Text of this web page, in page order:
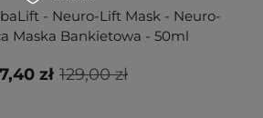
- Neuro-Lift Mask - Neuro-
Maska Bankietowa - 50ml
129,00 zł
zł